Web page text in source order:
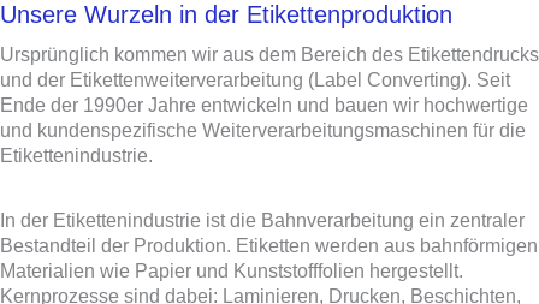
Unsere Wurzeln in der Etikettenproduktion
Ursprünglich kommen wir aus dem Bereich des Etikettendrucks
und der Etikettenweiterverarbeitung (Label Converting). Seit
Ende der 1990er Jahre entwickeln und bauen wir hochwertige
und kundenspezifische Weiterverarbeitungsmaschinen für die
Etikettenindustrie.
In der Etikettenindustrie ist die Bahnverarbeitung ein zentraler
Bestandteil der Produktion. Etiketten werden aus bahnförmigen
Materialien wie Papier und Kunststofffolien hergestellt.
Kernprozesse sind dabei: Laminieren, Drucken, Beschichten,